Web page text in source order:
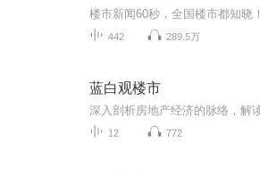
楼市新闻60秒，全国楼市都知晓！
442 289.5万
蓝白观楼市
12 772